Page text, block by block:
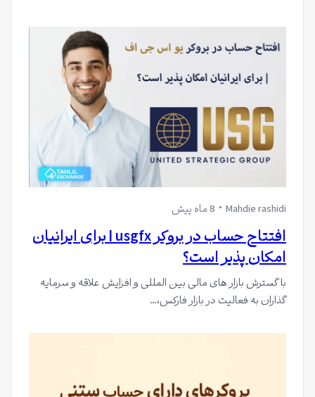
Mahdie rashidi 8 ماه پیش
افتتاح حساب در بروکر usgfx | برای ایرانیان
امکان پذیر است؟
با گسترش بازار های مالی بین المللی و افزایش علاقه و سرمایه
گذاران به فعالیت در بازار فارکس،…